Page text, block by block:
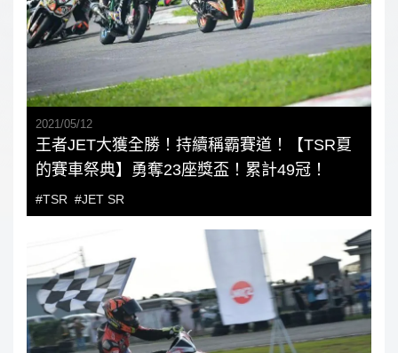
2021 /05/12
王者JET大獲全勝！持續稱霸賽道！【TSR夏
的賽車祭典】勇奪23座獎盃！累計49冠！
#TSR #JET SR